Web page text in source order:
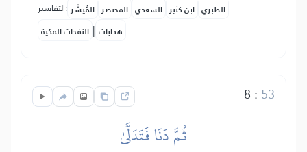
التفاسير: المُيسَّر المختصر السعدي ابن كثير الطبري
النفحات المكية | هدايات
8 : 53
ثُمَّ دَنَا فَتَدَلَّىٰ